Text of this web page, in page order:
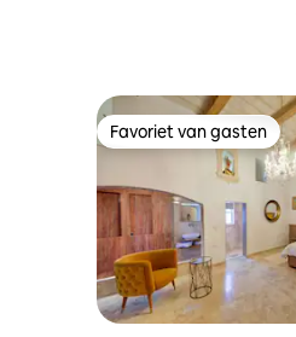
Favoriet van gasten
Favoriet van gasten